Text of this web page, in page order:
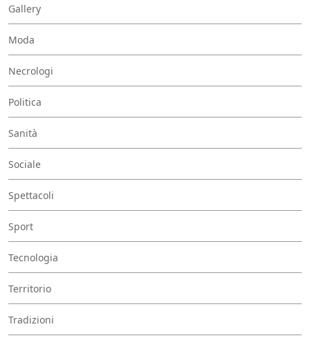
Gallery
Moda
Necrologi
Politica
Sanità
Sociale
Spettacoli
Sport
Tecnologia
Territorio
Tradizioni